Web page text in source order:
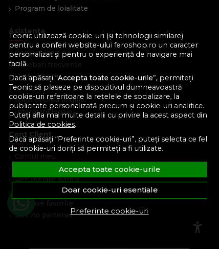
Teonic utilizează cookie-uri (și tehnologii similare)
pentru a conferi website-ului feroshop.ro un caracter
personalizat și pentru o experiență de navigare mai
facilă.
Dacă apăsați “Accepta toate cookie-urile”, permiteți
Teonic să plaseze pe dispozitivul dumneavoastră
cookie-uri referitoare la rețelele de socializare, la
publicitate personalizată precum și cookie-uri analitice.
Puteți afla mai multe detalii cu privire la acest aspect din
Politica de cookies.
Dacă apăsați “Preferinte cookie-uri”, puteți selecta ce fel
de cookie-uri doriți să permiteți a fi utilizate.
Accepta toate cookie-urile
Doar cookie-uri esentiale
Preferinte cookie-uri
Program de loialitate
Asistenta
Contacteaza-ne
Intrebari frecvente
Harta site
ANPC
Solutionarea litigiilor
Informatii legale
Cont Client
Contul meu
Recuperare parola
Istoric comenzi
Produse favorite
Devino partener